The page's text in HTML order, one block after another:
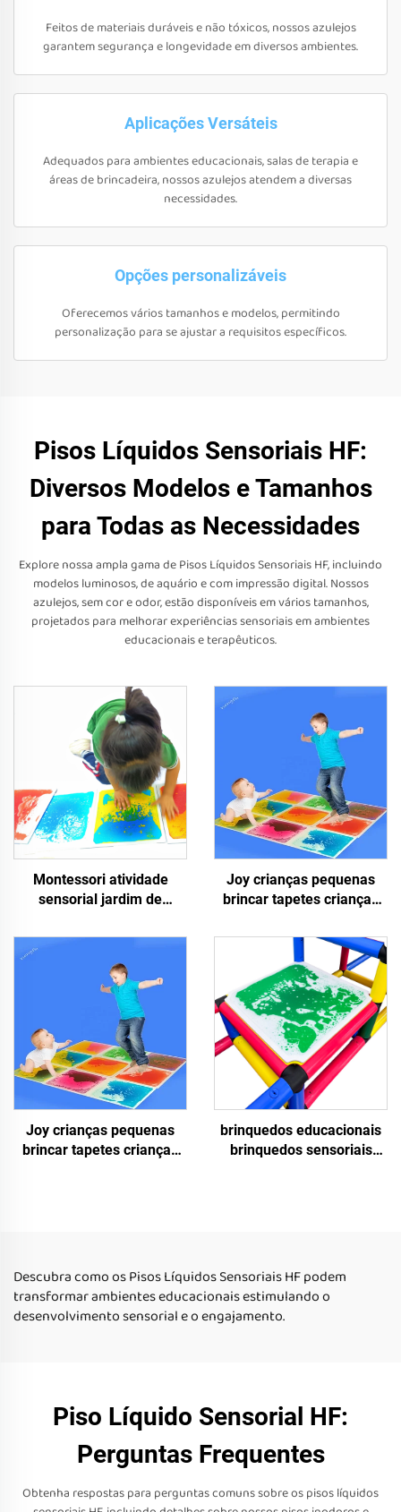
Feitos de materiais duráveis e não tóxicos, nossos azulejos
garantem segurança e longevidade em diversos ambientes.
Aplicações Versáteis
Adequados para ambientes educacionais, salas de terapia e
áreas de brincadeira, nossos azulejos atendem a diversas
necessidades.
Opções personalizáveis
Oferecemos vários tamanhos e modelos, permitindo
personalização para se ajustar a requisitos específicos.
Pisos Líquidos Sensoriais HF:
Diversos Modelos e Tamanhos
para Todas as Necessidades
Explore nossa ampla gama de Pisos Líquidos Sensoriais HF, incluindo
modelos luminosos, de aquário e com impressão digital. Nossos
azulejos, sem cor e odor, estão disponíveis em vários tamanhos,
projetados para melhorar experiências sensoriais em ambientes
educacionais e terapêuticos.
Montessori atividade
sensorial jardim de
cabeça crianças tapetes
de brincar não tóxicos
azulejos sensoriais
líquidos
Joy crianças pequenas
brincar tapetes crianças
3d piso de PVC líquido
sensorial azulejos líquidos
Joy crianças pequenas
brincar tapetes crianças
brinquedos educacionais
brinquedos sensoriais
Descubra como os Pisos Líquidos Sensoriais HF podem
transformar ambientes educacionais estimulando o
desenvolvimento sensorial e o engajamento.
Piso Líquido Sensorial HF:
Perguntas Frequentes
Obtenha respostas para perguntas comuns sobre os pisos líquidos